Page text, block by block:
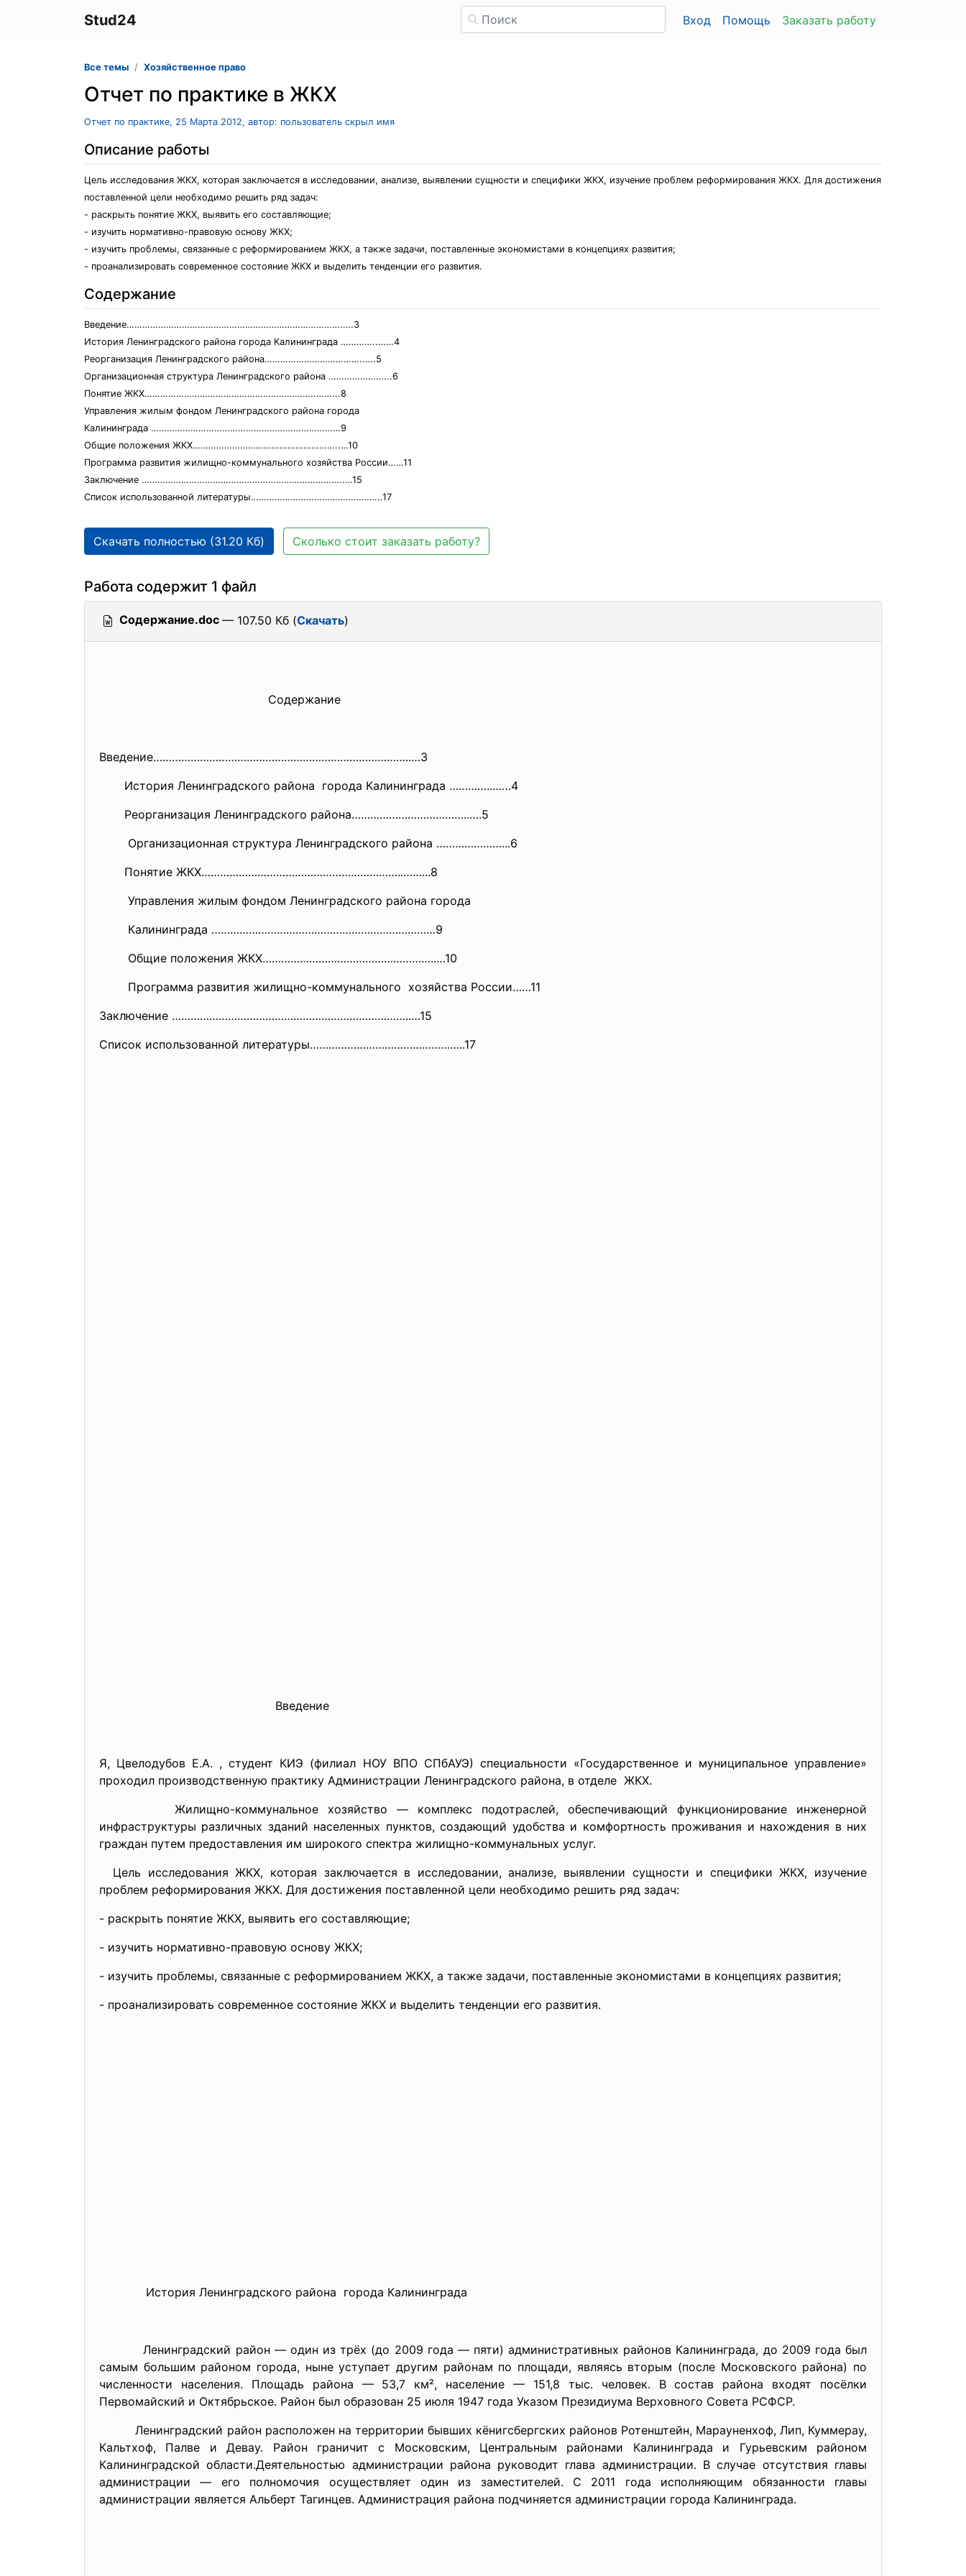
Stud24 Вход Помощь Заказать работу
Все темы Хозяйственное право
Отчет по практике в ЖКХ
Отчет по практике, 25 Марта 2012, автор: пользователь скрыл имя
Описание работы
Цель исследования ЖКХ, которая заключается в исследовании, анализе, выявлении сущности и специфики ЖКХ, изучение проблем реформирования ЖКХ. Для достижения
поставленной цели необходимо решить ряд задач:
- раскрыть понятие ЖКХ, выявить его составляющие;
- изучить нормативно-правовую основу ЖКХ;
- изучить проблемы, связанные с реформированием ЖКХ, а также задачи, поставленные экономистами в концепциях развития;
- проанализировать современное состояние ЖКХ и выделить тенденции его развития.
Содержание
Введение………………………………………………………………………..…3
История Ленинградского района города Калининграда …………..……4
Реорганизация Ленинградского района………………………………..….5
Организационная структура Ленинградского района …………………...6
Понятие ЖКХ………………………………………………………..……...8
Управления жилым фондом Ленинградского района города
Калининграда ………………………………………………………………9
Общие положения ЖКХ………………………………………………..…10
Программа развития жилищно-коммунального хозяйства России……11
Заключение …………………………………………………………………..…15
Список использованной литературы…………………………………………..17
Скачать полностью (31.20 Кб) Сколько стоит заказать работу?
Работа содержит 1 файл
Содержание.doc — 107.50 Кб (Скачать)
Содержание
Введение………………………………………………………………………..…3
История Ленинградского района города Калининграда …………..……4
Реорганизация Ленинградского района………………………………..….5
Организационная структура Ленинградского района …………………...6
Понятие ЖКХ………………………………………………………..……...8
Управления жилым фондом Ленинградского района города
Калининграда ………………………………………………………………9
Общие положения ЖКХ………………………………………………..…10
Программа развития жилищно-коммунального хозяйства России……11
Заключение …………………………………………………………………..…15
Список использованной литературы…………………………………………..17
Введение
Я, Цвелодубов Е.А. , студент КИЭ (филиал НОУ ВПО СПбАУЭ) специальности «Государственное и муниципальное управление»
проходил производственную практику Администрации Ленинградского района, в отделе ЖКХ.
Жилищно-коммунальное хозяйство — комплекс подотраслей, обеспечивающий функционирование инженерной
инфраструктуры различных зданий населенных пунктов, создающий удобства и комфортность проживания и нахождения в них
граждан путем предоставления им широкого спектра жилищно-коммунальных услуг.
Цель исследования ЖКХ, которая заключается в исследовании, анализе, выявлении сущности и специфики ЖКХ, изучение
проблем реформирования ЖКХ. Для достижения поставленной цели необходимо решить ряд задач:
- раскрыть понятие ЖКХ, выявить его составляющие;
- изучить нормативно-правовую основу ЖКХ;
- изучить проблемы, связанные с реформированием ЖКХ, а также задачи, поставленные экономистами в концепциях развития;
- проанализировать современное состояние ЖКХ и выделить тенденции его развития.
История Ленинградского района города Калининграда
Ленинградский район — один из трёх (до 2009 года — пяти) административных районов Калининграда, до 2009 года был
самым большим районом города, ныне уступает другим районам по площади, являясь вторым (после Московского района) по
численности населения. Площадь района — 53,7 км², население — 151,8 тыс. человек. В состав района входят посёлки
Первомайский и Октябрьское. Район был образован 25 июля 1947 года Указом Президиума Верховного Совета РСФСР.
Ленинградский район расположен на территории бывших кёнигсбергских районов Ротенштейн, Марауненхоф, Лип, Куммерау,
Кальтхоф, Палве и Девау. Район граничит с Московским, Центральным районами Калининграда и Гурьевским районом
Калининградской области.Деятельностью администрации района руководит глава администрации. В случае отсутствия главы
администрации — его полномочия осуществляет один из заместителей. С 2011 года исполняющим обязанности главы
администрации является Альберт Тагинцев. Администрация района подчиняется администрации города Калининграда.